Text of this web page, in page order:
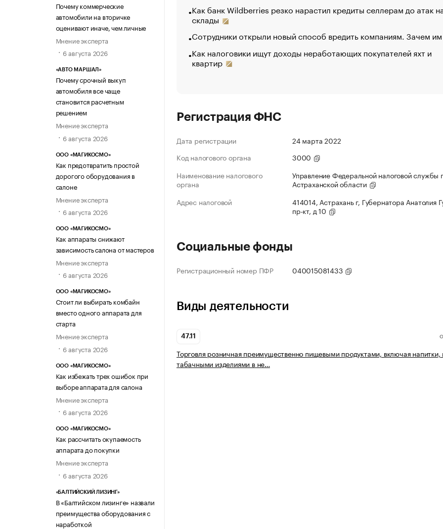
Почему коммерческие
автомобили на вторичке
оценивают иначе, чем личные
Мнение эксперта
6 августа 2026
«АВТО МАРШАЛ»
Почему срочный выкуп
автомобиля все чаще
становится расчетным
решением
Мнение эксперта
6 августа 2026
ООО «МАГИКОСМО»
Как предотвратить простой
дорогого оборудования в
салоне
Мнение эксперта
6 августа 2026
ООО «МАГИКОСМО»
Как аппараты снижают
зависимость салона от мастеров
Мнение эксперта
6 августа 2026
ООО «МАГИКОСМО»
Стоит ли выбирать комбайн
вместо одного аппарата для
старта
Мнение эксперта
6 августа 2026
ООО «МАГИКОСМО»
Как избежать трех ошибок при
выборе аппарата для салона
Мнение эксперта
6 августа 2026
ООО «МАГИКОСМО»
Как рассчитать окупаемость
аппарата до покупки
Мнение эксперта
6 августа 2026
«БАЛТИЙСКИЙ ЛИЗИНГ»
В «Балтийском лизинге» назвали
преимущества оборудования с
наработкой
Как банк Wildberries резко нарастил кредиты селлерам до атак
склады
Сотрудники открыли новый способ вредить компаниям. Зачем
Как налоговики ищут доходы неработающих покупателей яхт и
квартир
Регистрация ФНС
Дата регистрации
24 марта 2022
Код налогового органа
3000
Наименование налогового
органа
Управление Федеральной налоговой службы
Астраханской области
Адрес налоговой
414014, Астрахань г, Губернатора Анатолия
пр-кт, д 10
Социальные фонды
Регистрационный номер ПФР 040015081433
Виды деятельности
47.11
Торговля розничная преимущественно пищевыми продуктами, включая напитки,
табачными изделиями в не…